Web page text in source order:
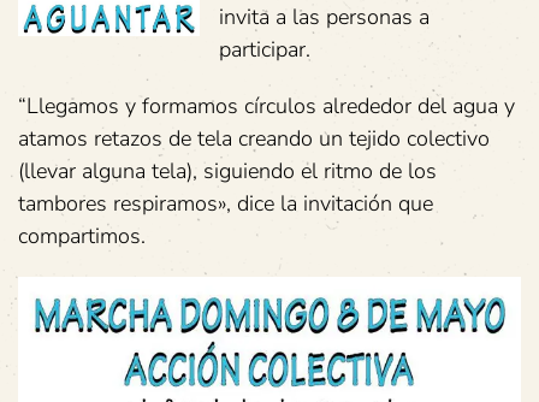
invita a las personas a
participar.
“Llegamos y formamos círculos alrededor del agua y
atamos retazos de tela creando un tejido colectivo
(llevar alguna tela), siguiendo el ritmo de los
tambores respiramos», dice la invitación que
compartimos.